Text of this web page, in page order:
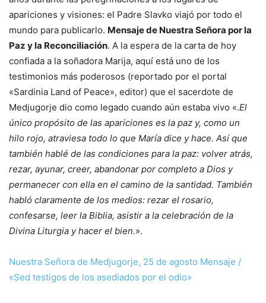
apariciones y visiones: el Padre Slavko viajó por todo el
mundo para publicarlo. Mensaje de Nuestra Señora por la
Paz y la Reconciliación. A la espera de la carta de hoy
confiada a la soñadora Marija, aquí está uno de los
testimonios más poderosos (reportado por el portal
«Sardinia Land of Peace», editor) que el sacerdote de
Medjugorje dio como legado cuando aún estaba vivo «.El
único propósito de las apariciones es la paz y, como un
hilo rojo, atraviesa todo lo que María dice y hace. Así que
también hablé de las condiciones para la paz: volver atrás,
rezar, ayunar, creer, abandonar por completo a Dios y
permanecer con ella en el camino de la santidad. También
habló claramente de los medios: rezar el rosario,
confesarse, leer la Biblia, asistir a la celebración de la
Divina Liturgia y hacer el bien.».
Nuestra Señora de Medjugorje, 25 de agosto Mensaje /
«Sed testigos de los asediados por el odio»